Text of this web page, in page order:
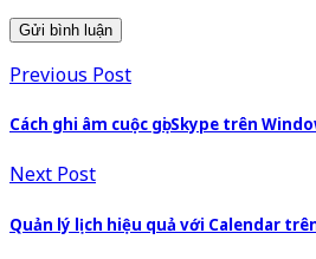
Previous Post
Cách ghi âm cuộc gọi Skype trên
Next Post
Quản lý lịch hiệu quả với Calendar